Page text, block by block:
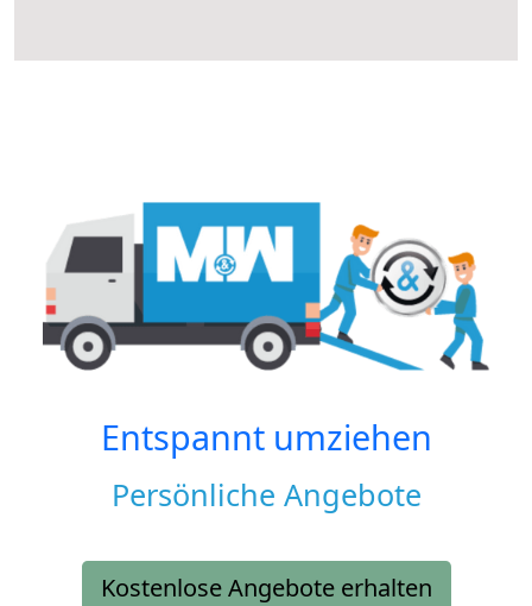
Entspannt umziehen
Persönliche Angebote
Kostenlose Angebote erhalten